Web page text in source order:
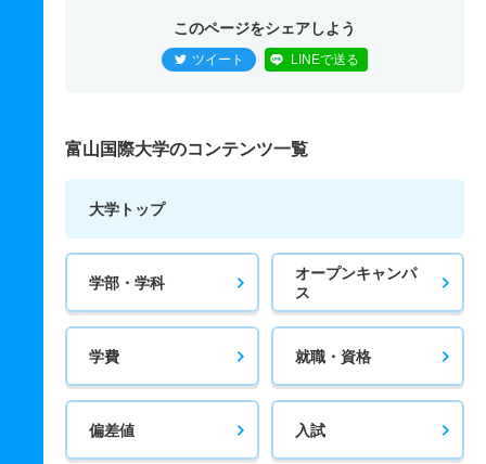
このページをシェアしよう
ツイート LINEで送る
富山国際大学のコンテンツ一覧
大学トップ
学部・学科
オープンキャンパ
ス
学費 就職・資格
偏差値 入試